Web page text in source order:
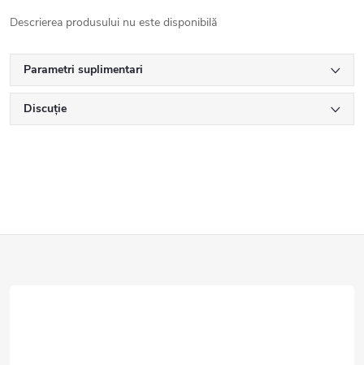
Descrierea produsului nu este disponibilă
Parametri suplimentari
Discuţie